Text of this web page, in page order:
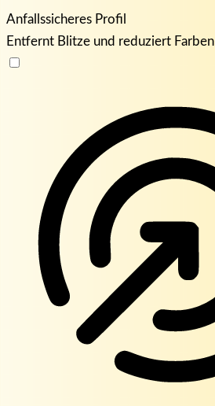
Anfallssicheres Profil
Entfernt Blitze und reduziert Farben